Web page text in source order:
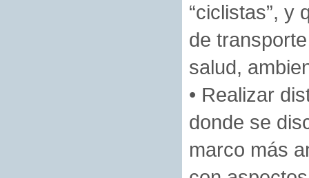
“ciclistas”, y
de
salud,
• Realizar
donde se
marco más